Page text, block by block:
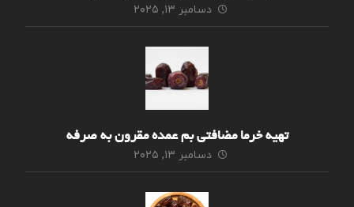
دسامبر ۱۳, ۲۰۲۵
تهیه خرما مضافتی بم عمده مقرون به صرفه
دسامبر ۱۳, ۲۰۲۵